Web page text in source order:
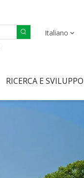
Italiano
RICERCA E SVILUPPO